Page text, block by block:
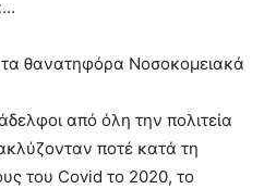
θανατηφόρα Νοσοκομειακά
από όλη την πολιτεία
ποτέ κατά τη
του Covid το 2020, το